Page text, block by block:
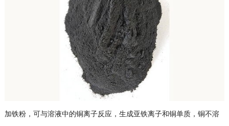
加铁粉，可与溶液中的铜离子反应，生成亚铁离子和铜单质，铜不溶